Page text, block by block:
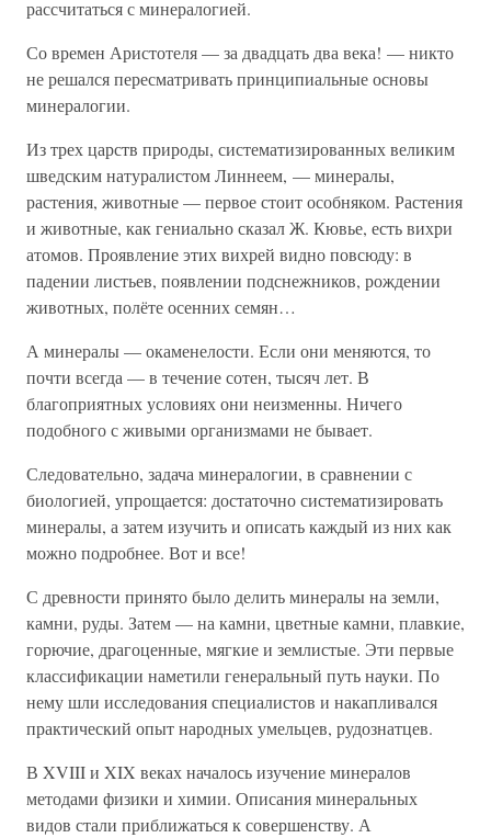
рассчитаться с минералогией.
Со времен Аристотеля — за двадцать два века! — никто
не решался пересматривать принципиальные основы
минералогии.
Из трех царств природы, систематизированных великим
шведским натуралистом Линнеем, — минералы,
растения, животные — первое стоит особняком. Растения
и животные, как гениально сказал Ж. Кювье, есть вихри
атомов. Проявление этих вихрей видно повсюду: в
падении листьев, появлении подснежников, рождении
животных, полёте осенних семян…
А минералы — окаменелости. Если они меняются, то
почти всегда — в течение сотен, тысяч лет. В
благоприятных условиях они неизменны. Ничего
подобного с живыми организмами не бывает.
Следовательно, задача минералогии, в сравнении с
биологией, упрощается: достаточно систематизировать
минералы, а затем изучить и описать каждый из них как
можно подробнее. Вот и все!
С древности принято было делить минералы на земли,
камни, руды. Затем — на камни, цветные камни, плавкие,
горючие, драгоценные, мягкие и землистые. Эти первые
классификации наметили генеральный путь науки. По
нему шли исследования специалистов и накапливался
практический опыт народных умельцев, рудознатцев.
В XVIII и XIX веках началось изучение минералов
методами физики и химии. Описания минеральных
видов стали приближаться к совершенству. А